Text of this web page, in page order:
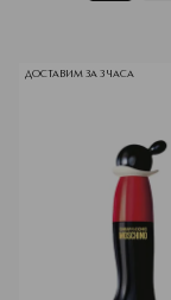
ДОСТАВИМ ЗА 3 ЧАСА